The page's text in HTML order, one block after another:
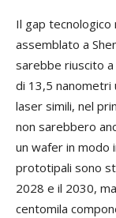
Il gap
assemblato a
sarebbe riuscito a
di 13,5 nanometri
laser simili, nel
non sarebbero
un wafer in modo
prototipali sono
2028 e il 2030,
centomila